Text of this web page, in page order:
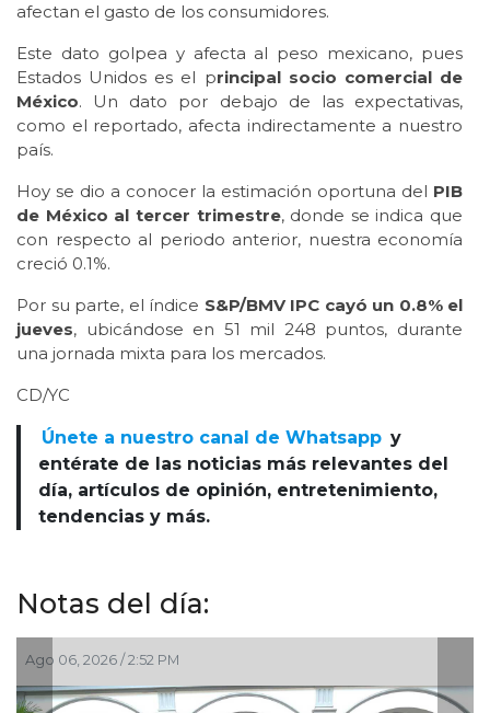
afectan el gasto de los consumidores.
Este dato golpea y afecta al peso mexicano, pues
Estados Unidos es el principal socio comercial de
México. Un dato por debajo de las expectativas,
como el reportado, afecta indirectamente a nuestro
país.
Hoy se dio a conocer la estimación oportuna del PIB
de México al tercer trimestre, donde se indica que
con respecto al periodo anterior, nuestra economía
creció 0.1%.
Por su parte, el índice S&P/BMV IPC cayó un 0.8% el
jueves, ubicándose en 51 mil 248 puntos, durante
una jornada mixta para los mercados.
CD/YC
Únete a nuestro canal de Whatsapp y
entérate de las noticias más relevantes del
día, artículos de opinión, entretenimiento,
tendencias y más.
Notas del día:
Ago 06, 2026 / 2:52 PM